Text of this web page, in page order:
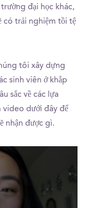
đại học khác,
có trải nghiệm tồi tệ
tôi xây dựng
sinh viên ở khắp
sắc về các lựa
video dưới đây để
nhận được gì.